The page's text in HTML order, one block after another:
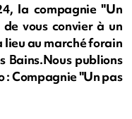
la compagnie "Un
vous convier à un
au marché forain
Bains.Nous publions
: Compagnie "Un pas